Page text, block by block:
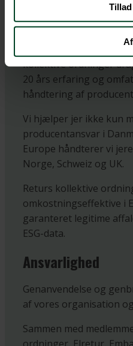
Producentansvar
Som medlem i et eller
kollektive ordninger
20 års erfaring og
håndtering af
Vi hjælper jer ikke kun
producentansvar i
Europe håndterer vi
Norge, Schweiz og UK.
Returs kollektive
omkostningseffektive i
garanteret legitime
ESG-data.
Ansvarlighed
Genanvendelse og
af vores organisation
Sammen med